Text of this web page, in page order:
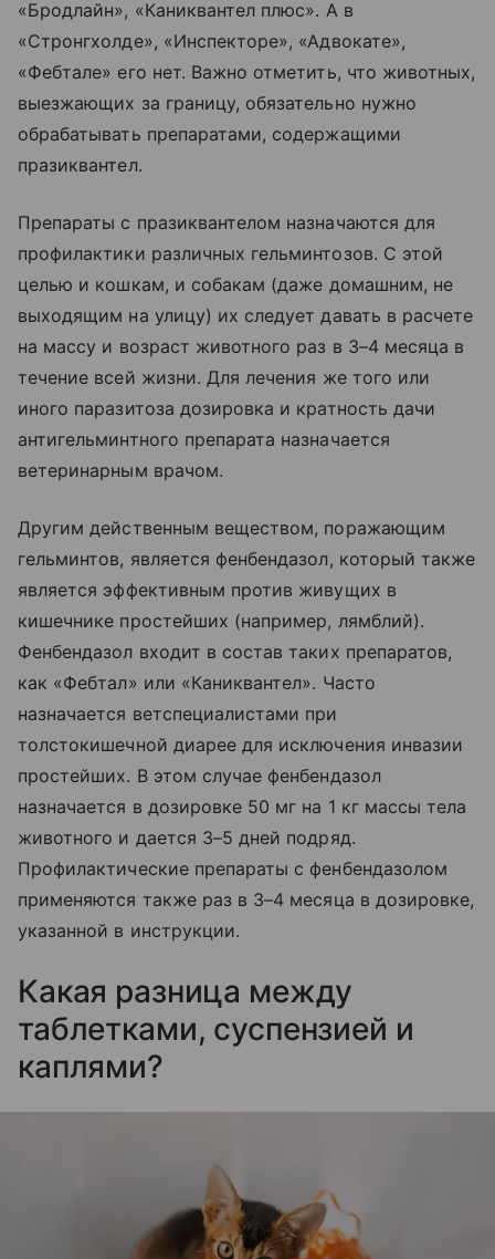
«Бродлайн», «Каниквантел плюс». А в
«Стронгхолде», «Инспекторе», «Адвокате»,
«Фебтале» его нет. Важно отметить, что животных,
выезжающих за границу, обязательно нужно
обрабатывать препаратами, содержащими
празиквантел.
Препараты с празиквантелом назначаются для
профилактики различных гельминтозов. С этой
целью и кошкам, и собакам (даже домашним, не
выходящим на улицу) их следует давать в расчете
на массу и возраст животного раз в 3–4 месяца в
течение всей жизни. Для лечения же того или
иного паразитоза дозировка и кратность дачи
антигельминтного препарата назначается
ветеринарным врачом.
Другим действенным веществом, поражающим
гельминтов, является фенбендазол, который также
является эффективным против живущих в
кишечнике простейших (например, лямблий).
Фенбендазол входит в состав таких препаратов,
как «Фебтал» или «Каниквантел». Часто
назначается ветспециалистами при
толстокишечной диарее для исключения инвазии
простейших. В этом случае фенбендазол
назначается в дозировке 50 мг на 1 кг массы тела
животного и дается 3–5 дней подряд.
Профилактические препараты с фенбендазолом
применяются также раз в 3–4 месяца в дозировке,
указанной в инструкции.
Какая разница между
таблетками, суспензией и
каплями?